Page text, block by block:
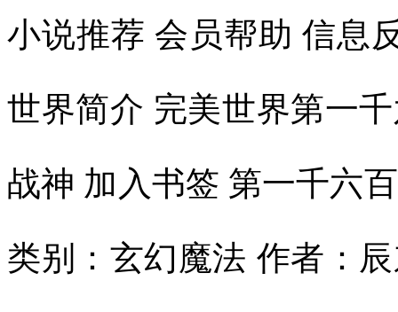
小说推荐 会员帮助 信息
世界简介 完美世界第一
战神 加入书签 第一千六
类别：玄幻魔法 作者：